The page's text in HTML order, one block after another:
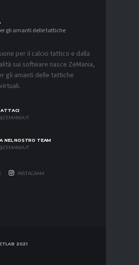
gli amanti delle tattiche
per il calcio tattico e dalla
sui software nasce ZeMania,
gli amanti delle tattiche
NEL NOSTRO TEAM
INSTAGRAM
2021